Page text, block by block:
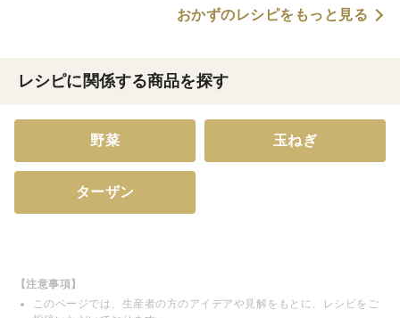
おかずのレシピをもっと見る
レシピに関係する商品を探す
野菜 玉ねぎ
ターザン
【注意事項】
このページでは、生産者の方のアイデアや見解をもとに、レシピをご